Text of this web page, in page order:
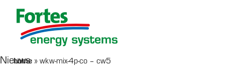
home » wkw-mix-4p-co – cw5
Nieuws